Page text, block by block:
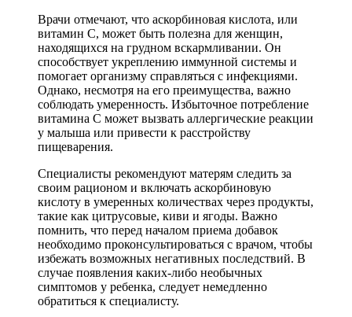
Врачи отмечают, что аскорбиновая кислота, или
витамин C, может быть полезна для женщин,
находящихся на грудном вскармливании. Он
способствует укреплению иммунной системы и
помогает организму справляться с инфекциями.
Однако, несмотря на его преимущества, важно
соблюдать умеренность. Избыточное потребление
витамина C может вызвать аллергические реакции
у малыша или привести к расстройству
пищеварения.
Специалисты рекомендуют матерям следить за
своим рационом и включать аскорбиновую
кислоту в умеренных количествах через продукты,
такие как цитрусовые, киви и ягоды. Важно
помнить, что перед началом приема добавок
необходимо проконсультироваться с врачом, чтобы
избежать возможных негативных последствий. В
случае появления каких-либо необычных
симптомов у ребенка, следует немедленно
обратиться к специалисту.